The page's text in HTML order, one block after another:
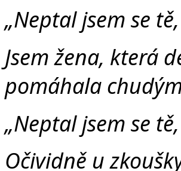
„Neptal jsem se
Jsem žena, která
pomáhala
„Neptal jsem se
Očividně u